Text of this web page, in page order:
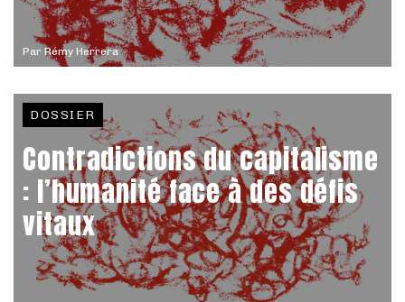
ParRémy Herrera
DOSSIER
Contradictions du capitalisme
: l’humanité face à des défis
vitaux